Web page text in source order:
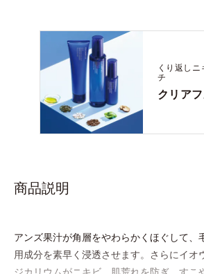
くり返し
チ
クリア
商品説明
アンズ果汁が角層をやわらかくほぐして、
用成分を素早く浸透させます。さらにイオ